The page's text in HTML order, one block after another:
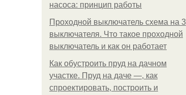
насоса: принцип работы
Проходной выключатель схема на 3
выключателя. Что такое проходной
выключатель и как он работает
Как обустроить пруд на дачном
участке. Пруд на даче —, как
спроектировать, построить и